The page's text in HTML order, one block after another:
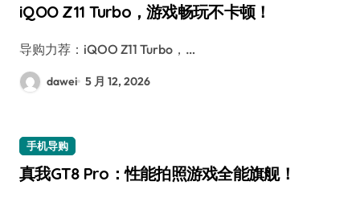
iQOO Z11 Turbo，游戏畅玩不卡顿！
导购力荐：iQOO Z11 Turbo，…
dawei 5 月 12, 2026
手机导购
真我GT8 Pro：性能拍照游戏全能旗舰！